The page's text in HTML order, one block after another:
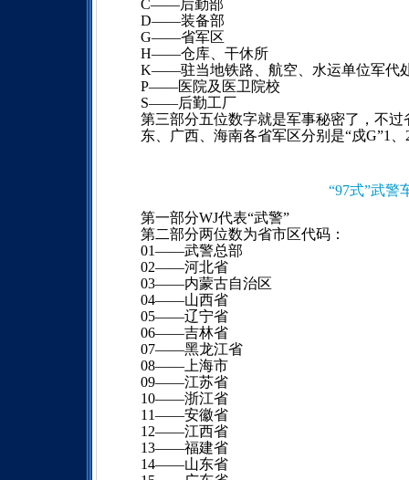
C――后勤部
D――装备部
G――省军区
H――仓库、干休所
K――驻当地铁路、航空、水运单位军代
P――医院及医卫院校
S――后勤工厂
第三部分五位数字就是军事秘密了，不
东、广西、海南各省军区分别是“戍G”1
“97式”武警
第一部分WJ代表“武警”
第二部分两位数为省市区代码：
01――武警总部
02――河北省
03――内蒙古自治区
04――山西省
05――辽宁省
06――吉林省
07――黑龙江省
08――上海市
09――江苏省
10――浙江省
11――安徽省
12――江西省
13――福建省
14――山东省